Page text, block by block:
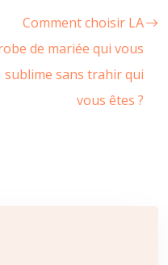
Comment choisir LA
de mariée qui vous
sublime sans trahir qui
vous êtes ?